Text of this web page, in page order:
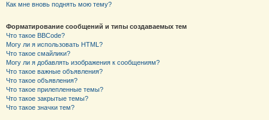
Как мне вновь поднять мою тему?
Форматирование сообщений и типы создаваемых тем
Что такое BBCode?
Могу ли я использовать HTML?
Что такое смайлики?
Могу ли я добавлять изображения к сообщениям?
Что такое важные объявления?
Что такое объявления?
Что такое прилепленные темы?
Что такое закрытые темы?
Что такое значки тем?